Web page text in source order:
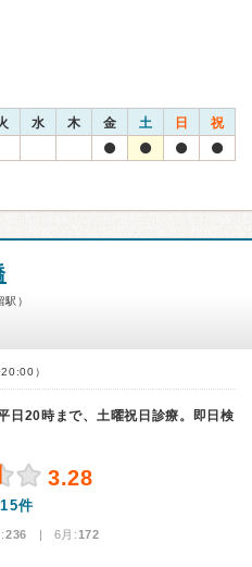
水 木 金 土 日 祝
）
）
20時まで、土曜祝日診療。即日検
3.28
15件
236 | 6月:172